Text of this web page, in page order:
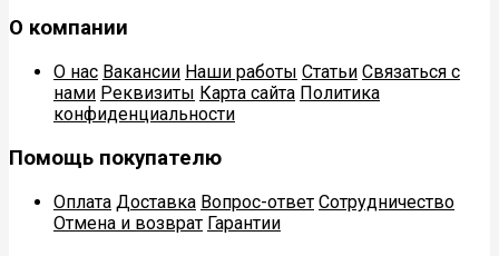
О компании
О нас Вакансии Наши работы Статьи Связаться с
нами Реквизиты Карта сайта Политика
конфиденциальности
Помощь покупателю
Оплата Доставка Вопрос-ответ Сотрудничество
Отмена и возврат Гарантии